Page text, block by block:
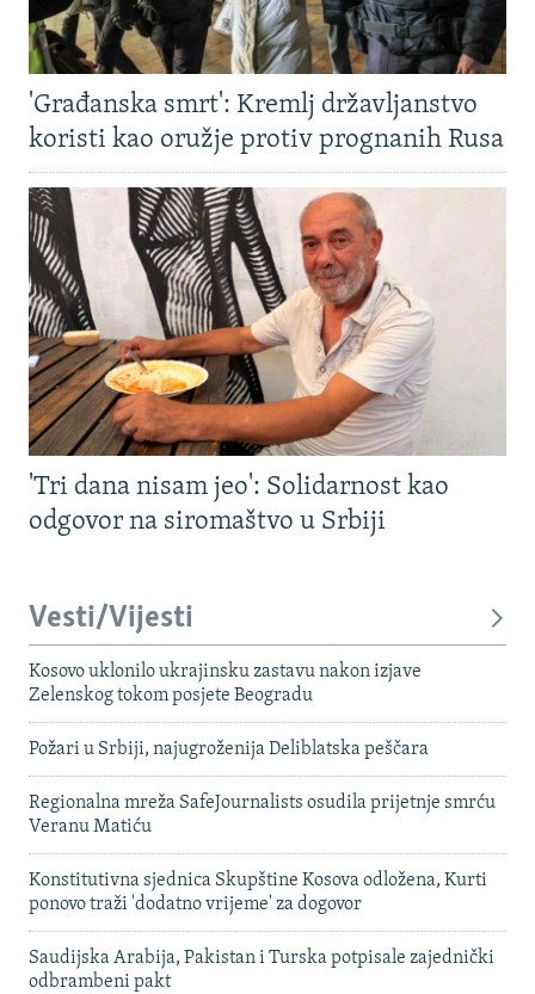
'Građanska smrt': Kremlj državljanstvo
koristi kao oružje protiv prognanih Rusa
'Tri dana nisam jeo': Solidarnost kao
odgovor na siromaštvo u Srbiji
Vesti/Vijesti
Kosovo uklonilo ukrajinsku zastavu nakon izjave
Zelenskog tokom posjete Beogradu
Požari u Srbiji, najugroženija Deliblatska peščara
Regionalna mreža SafeJournalists osudila prijetnje smrću
Veranu Matiću
Konstitutivna sjednica Skupštine Kosova odložena, Kurti
ponovo traži 'dodatno vrijeme' za dogovor
Saudijska Arabija, Pakistan i Turska potpisale zajednički
odbrambeni pakt